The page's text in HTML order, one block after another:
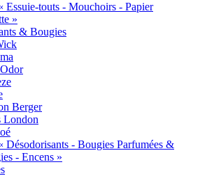
Essuie-touts - Mouchoirs - Papier
»
& Bougies
Berger
London
Désodorisants - Bougies Parfumées &
- Encens »